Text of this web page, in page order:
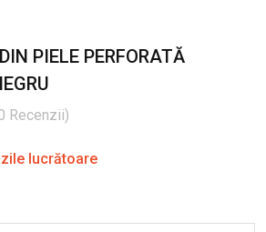
PIELE PERFORATĂ
Recenzii)
lucrătoare